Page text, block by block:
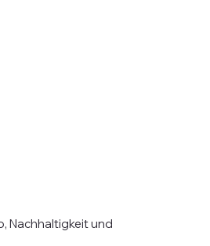
Nachhaltigkeit und